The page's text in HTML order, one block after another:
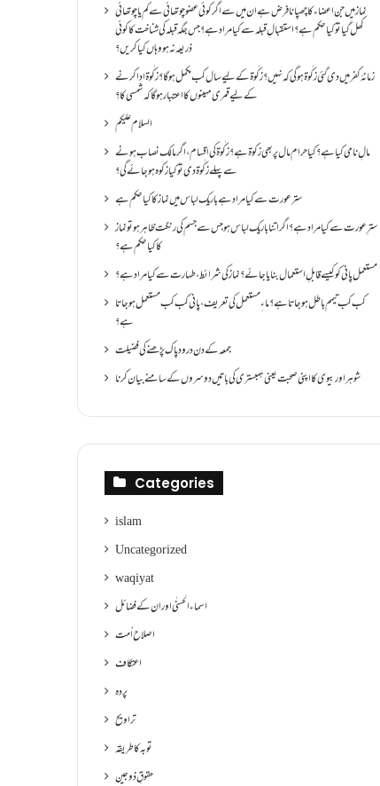
نماز میں جن اعضاء کا چھپانا فرض ہے ان میں سے اگر کوئی عضو چوتھائی سے کم یا چوتھائی
کھل گیا تو کیا حکم ہے؟استقبالِ قبلہ سے کیا مراد ہے؟جس جگہ قبلہ کی شناخت کا کوئی
ذریعہ نہ ہو وہاں کیا کریں؟
زمانۂ کفر میں دی گئی زکٰوۃ ہو گی کہ نہیں؟زکٰوۃ کے لیے سال کب مکمل ہو گا؟زکٰوۃ ادا کرنے
کے لیے قمری مہینوں کا اعتبار ہو گا کہ شمسی کا؟
السلام علیکم
مالِ نامی کیا ہے؟ کیا حرام مال پر بھی زکوۃ ہے؟ زکٰوۃ کی اقسام ،اگر مالک نصاب ہونے
سے پہلے زکٰوۃ دی تو کیا زکوه ہو جائےگی؟
ستر عورت سے کیا مراد ہے باریک لباس میں نماز کا کیا حکم ہے
سترِ عورت سے کیا مراد ہے؟اگر اتنا باریک لباس ہو جس سے جسم کی رنگت ظاہر ہو تو نماز
کا کیا حکم ہے؟
مستعمل پانی کو کیسے قابلِ استعمال بنایا جائے؟ نماز کی شرائط ،طہارت سے کیا مراد ہے؟
کب کب تیمم باطل ہو جاتا ہے؟ ماءِ مستعمل کی تعریف ،پانی کب کب مستعمل ہو جاتا
ہے؟
جمعہ کے دن درود پاک پڑھنے کی فضیلت
شوہر اور بیوی کا اپنی صحبت یعنی ہمبستری کی باتیں دوسروں کے سامنے بیان کرنا
Categories
islam
Uncategorized
waqiyat
اسماءالحسنٰی اور ان کے فضائل
اصلاح اُمت
اعتکاف
پردہ
تراویح
توبہ کا طریقہ
حقوقِ ذوجین